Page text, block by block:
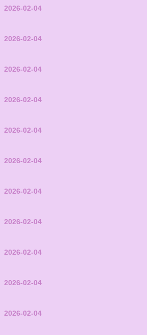
2026-02-04
2026-02-04
2026-02-04
2026-02-04
2026-02-04
2026-02-04
2026-02-04
2026-02-04
2026-02-04
2026-02-04
2026-02-04